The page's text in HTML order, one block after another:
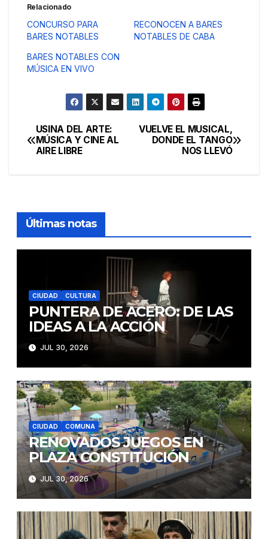
Relacionado
CONCURSO PARA
BARES NOTABLES
RECONOCEN A BARES
NOTABLES DE CABA
BARES NOTABLES CON
MÚSICA EN VIVO
Navegación
de
VUELVE EL MUSICAL,
DONDE EL TANGO
NOS LLEVÓ
USINA DEL ARTE:
MÚSICA Y CINE AL
AIRE LIBRE
Últimas notas
CIUDAD CULTURA
PUNTERA DE ACERO: DE LAS
IDEAS A LA ACCIÓN
JUL 30, 2026
CIUDAD COMUNA
RENOVADOS JUEGOS EN
PLAZA CONSTITUCIÓN
JUL 30, 2026